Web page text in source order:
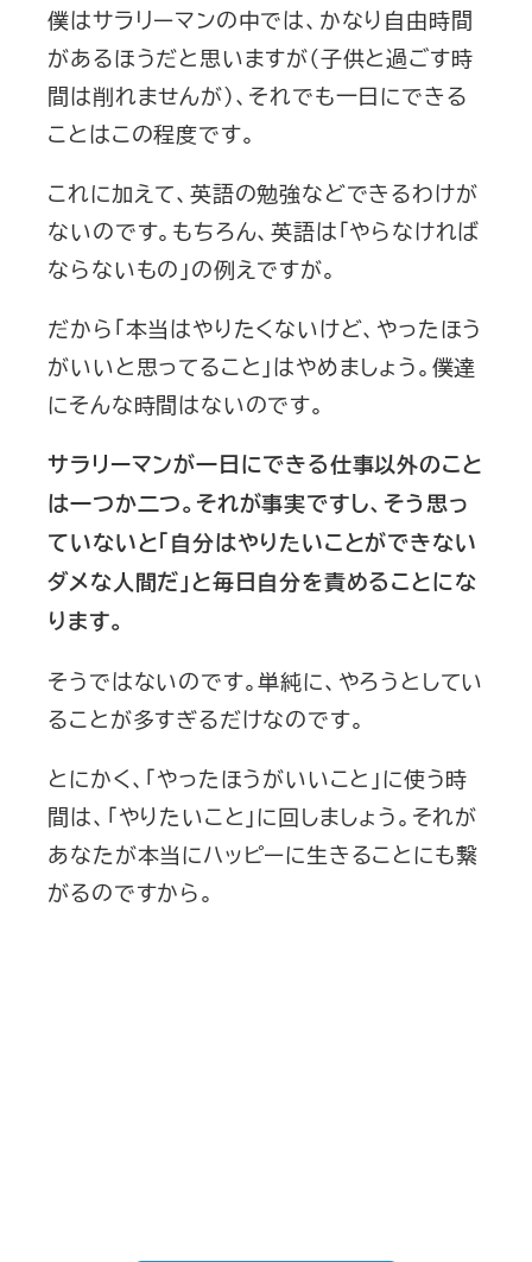
僕はサラリーマンの中では、かなり自由時間
があるほうだと思いますが（子供と過ごす時
間は削れませんが）、それでも一日にできる
ことはこの程度です。
これに加えて、英語の勉強などできるわけが
ないのです。もちろん、英語は「やらなければ
ならないもの」の例えですが。
だから「本当はやりたくないけど、やったほう
がいいと思ってること」はやめましょう。僕達
にそんな時間はないのです。
サラリーマンが一日にできる仕事以外のこと
は一つか二つ。それが事実ですし、そう思っ
ていないと「自分はやりたいことができない
ダメな人間だ」と毎日自分を責めることにな
ります。
そうではないのです。単純に、やろうとしてい
ることが多すぎるだけなのです。
とにかく、「やったほうがいいこと」に使う時
間は、「やりたいこと」に回しましょう。それが
あなたが本当にハッピーに生きることにも繋
がるのですから。